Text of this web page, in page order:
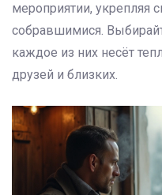
мероприятии, укрепляя
собравшимися.
каждое из них несёт
друзей и близких.